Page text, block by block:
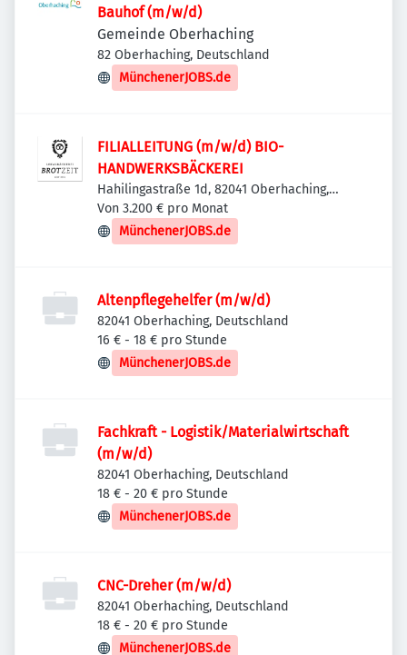
Bauhof (m/w/d)
Gemeinde Oberhaching
82 Oberhaching, Deutschland
MünchenerJOBS.de
FILIALLEITUNG (m/w/d) BIO-
HANDWERKSBÄCKEREI
Hahilingastraße 1d, 82041 Oberhaching,
Deutschland
Von 3.200 € pro Monat
MünchenerJOBS.de
Altenpflegehelfer (m/w/d)
82041 Oberhaching, Deutschland
16 € - 18 € pro Stunde
MünchenerJOBS.de
Fachkraft - Logistik/Materialwirtschaft
(m/w/d)
82041 Oberhaching, Deutschland
18 € - 20 € pro Stunde
MünchenerJOBS.de
CNC-Dreher (m/w/d)
82041 Oberhaching, Deutschland
18 € - 20 € pro Stunde
MünchenerJOBS.de